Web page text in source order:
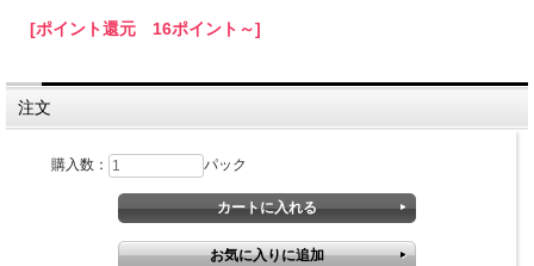
[ポイント還元 16ポイント～]
注文
購入数： パック